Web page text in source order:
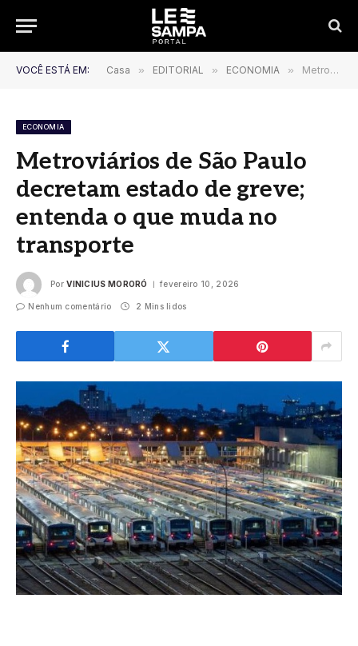
VOCÊ ESTÁ EM: Casa » EDITORIAL » ECONOMIA » Metroviários de São Paulo decretam estado de greve; entenda o que muda no transporte
ECONOMIA
Metroviários de São Paulo
decretam estado de greve;
entenda o que muda no
transporte
Por VINICIUS MORORÓ fevereiro 10, 2026
Nenhum comentário 2 Mins lidos